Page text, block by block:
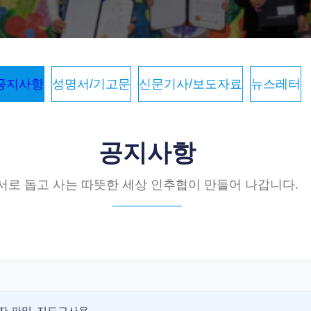
지사항 성명서/기고문 신문기사/보도자료 뉴스레터
공지사항
로 돕고 사는 따뜻한 세상 인추협이 만들어 나갑니다.